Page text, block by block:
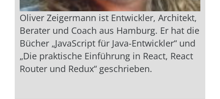
Oliver Zeigermann ist Entwickler, Architekt,
Berater und Coach aus Hamburg. Er hat die
Bücher „JavaScript für Java-Entwickler“ und
„Die praktische Einführung in React, React
Router und Redux“ geschrieben.